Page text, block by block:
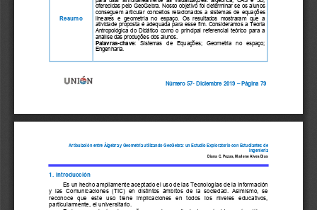
Número 57- Diciembre 2019 – Página 79
Resumo
oferecidas pelo GeoGebra .  Nosso  objetivo foi determinar se os alunos
conseguem  articular  conceitos  relacionados  a  sistemas  de  equações
lineares  e  geometria  no  espaço.  Os  resultados  mostraram  que  a
atividade  proposta  é  adequada  para  esse  fim.  Consideramos  a  Teoria
Antropológica  do
  Didátic
o como  o  principal  referencial  teórico  para  a
análise das produções dos alunos.
Palavras-chave:   Sistemas   de   Equações;   Geometria   no   espaço;
Engenharia.
Articulación entre Álgebra y Geometría utilizando GeoGebra: un Estudio Exploratorio con Estudiantes de
Ingeniería
Diana C. Pozas, Marlene Alves Dias
1. Introducción
Es un hecho ampliamente aceptado el uso de las Tecnologías de la Información
y  las  Comunicaciones  (TIC)  en  distintos  ámbitos  de  la  sociedad.  Asimismo,  se
reconoce   que   este   uso   tiene   implicaciones   en   todos   los   niveles   educativos,
particularmente, el universitario.